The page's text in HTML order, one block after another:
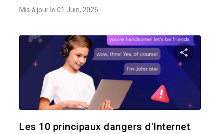
Mis à jour le 01 Juin, 2026
Les 10 principaux dangers d'Internet